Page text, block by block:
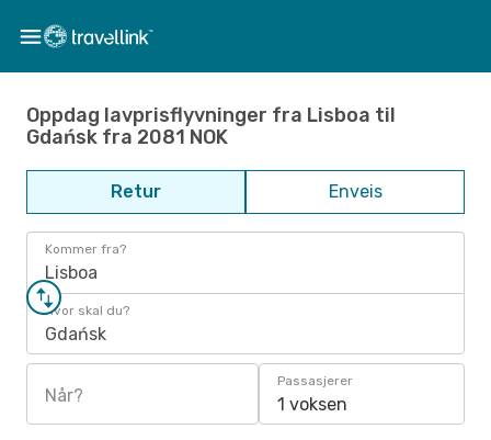
Oppdag lavprisflyvninger fra Lisboa til
Gdańsk fra 2081 NOK
Retur Enveis
Kommer fra?
Lisboa
Hvor skal du?
Gdańsk
Når?
Passasjerer
1 voksen